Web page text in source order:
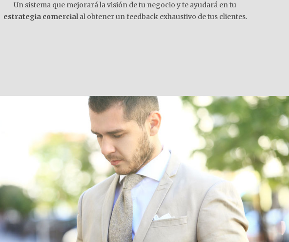
Un sistema que mejorará la visión de tu negocio y te ayudará en tu
estrategia comercialal obtener un feedback exhaustivo de tus clientes.